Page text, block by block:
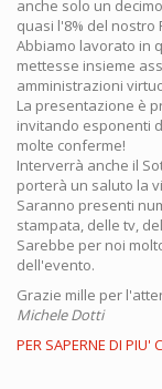
anche solo un
quasi l'8% del nostro
Abbiamo lavorato in
mettesse insieme
amministrazioni
La presentazione è
invitando esponenti
molte conferme!
Interverrà anche il
porterà un saluto la
Saranno presenti
stampata, delle tv,
Sarebbe per noi
dell'evento.
Grazie mille per
Michele Dotti
PER SAPERNE DI PIU'